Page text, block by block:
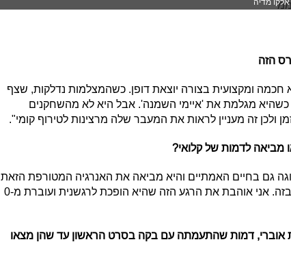
הזה
ומקצועית בצורה יוצאת דופן. כשהמצלמות נדלקות, שצף
כשהיא מגלמת את 'איימי השמנה'. אבל היא לא מהשחקנים
ולכן זה מעניין לראות את המעבר שלה מרצינות לטירוף קומי".
מביאה לדמות של קלואי?
גם בחיים האמתיים והיא מביאה את האנרגיה המטורפת הזאת
גם לדמות שפשוט כיף לצפות בזה. אני אוהבת את הרגע הזה שהיא הופכת לרגשנית ועוברת מ-0
דמות שהתעמתה עם בקה בסרט הראשון עד שהן מצאו